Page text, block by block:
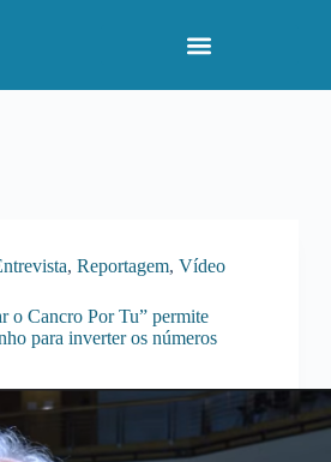
, Reportagem, Vídeo
o Cancro Por Tu” permite
para inverter os números